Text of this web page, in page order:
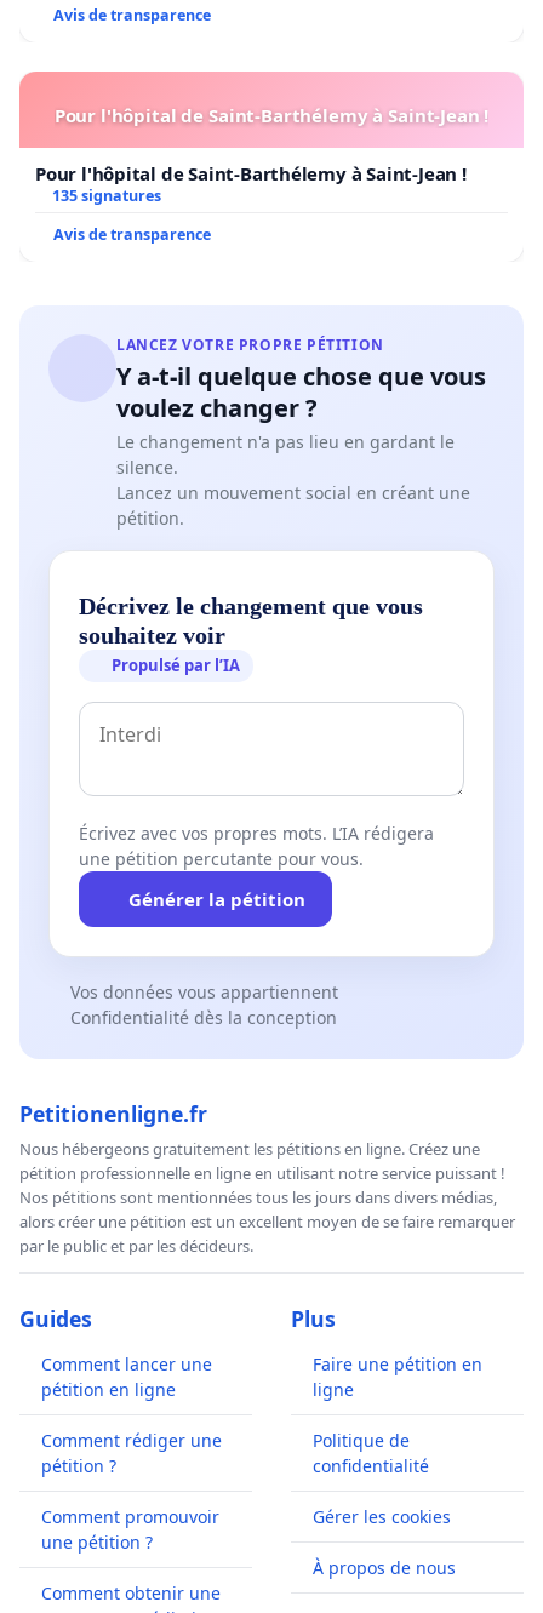
Avis de transparence
Pour l'hôpital de Saint-Barthélemy à Saint-Jean !
Pour l'hôpital de Saint-Barthélemy à Saint-Jean !
135 signatures
Avis de transparence
LANCEZ VOTRE PROPRE PÉTITION
Y a-t-il quelque chose que vous
voulez changer ?
Le changement n'a pas lieu en gardant le
silence.
Lancez un mouvement social en créant une
pétition.
Décrivez le changement que vous
souhaitez voir
Propulsé par l’IA
Écrivez avec vos propres mots. L’IA rédigera
une pétition percutante pour vous.
Générer la pétition
Vos données vous appartiennent
Confidentialité dès la conception
Petitionenligne.fr
Nous hébergeons gratuitement les pétitions en ligne. Créez une
pétition professionnelle en ligne en utilisant notre service puissant !
Nos pétitions sont mentionnées tous les jours dans divers médias,
alors créer une pétition est un excellent moyen de se faire remarquer
par le public et par les décideurs.
Guides
Comment lancer une
pétition en ligne
Comment rédiger une
pétition ?
Comment promouvoir
une pétition ?
Comment obtenir une
Plus
Faire une pétition en
ligne
Politique de
confidentialité
Gérer les cookies
À propos de nous